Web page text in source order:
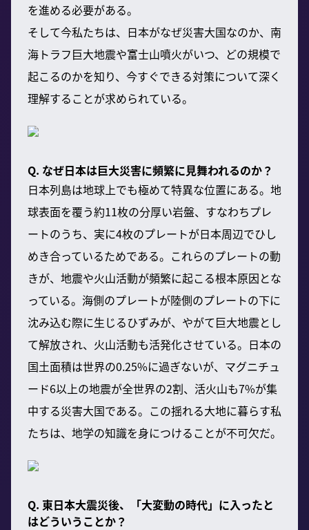
を進める必要がある。
そして今私たちは、日本がなぜ災害大国なのか、南
海トラフ巨大地震や富士山噴火がいつ、どの規模で
起こるのかを知り、今すぐできる対策について深く
理解することが求められている。
Q. なぜ日本は巨大災害に頻繁に見舞われるのか？
日本列島は地球上でも極めて特異な位置にある。地
球表面を覆う約11枚の分厚い岩盤、すなわちプレ
ートのうち、実に4枚のプレートが日本周辺でひし
めき合っているためである。これらのプレートの動
きが、地震や火山活動が頻繁に起こる根本原因とな
っている。海側のプレートが陸側のプレートの下に
沈み込む際に生じるひずみが、やがて巨大地震とし
て解放され、火山活動も活発化させている。日本の
国土面積は世界の0.25%に過ぎないが、マグニチュ
ード6以上の地震が全世界の2割、活火山も7%が集
中する災害大国である。この揺れる大地に暮らす私
たちは、地学の知識を身につけることが不可欠だ。
Q. 東日本大震災後、「大変動の時代」に入ったと
はどういうことか？